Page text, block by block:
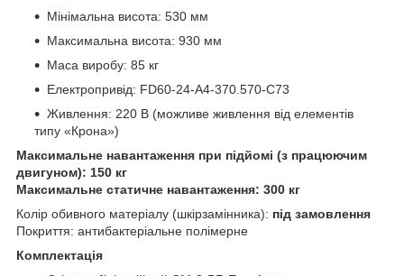
Мінімальна висота: 530 мм
Максимальна висота: 930 мм
Маса виробу: 85 кг
Електропривід: FD60-24-A4-370.570-C73
Живлення: 220 В (можливе живлення від елементів
типу «Крона»)
Максимальне навантаження при підйомі (з працюючим
двигуном): 150 кг
Максимальне статичне навантаження: 300 кг
Колір обивного матеріалу (шкірзамінника): під замовлення
Покриття: антибактеріальне полімерне
Комплектація